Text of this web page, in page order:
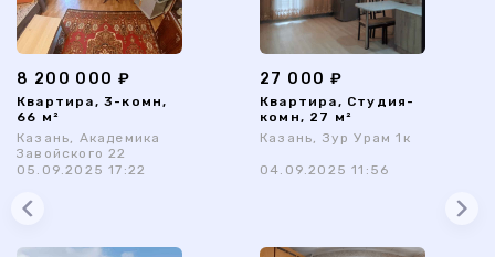
8 200 000 ₽
Квартира, 3-комн,
66 м²
Казань, Академика
Завойского 22
05.09.2025 17:22
27 000 ₽
Квартира, Студия-
комн, 27 м²
Казань, Зур Урам 1к
04.09.2025 11:56